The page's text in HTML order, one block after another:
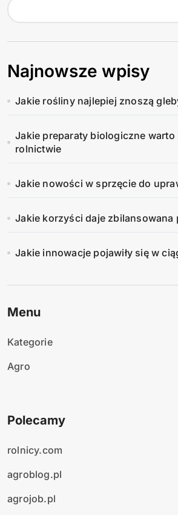
Najnowsze wpisy
Jakie rośliny najlepiej znoszą
Jakie preparaty biologiczne
rolnictwie
Jakie nowości w sprzęcie do
Jakie korzyści daje zbilansowana
Jakie innowacje pojawiły się w
Menu
Kategorie
Agro
Polecamy
rolnicy.com
agroblog.pl
agrojob.pl